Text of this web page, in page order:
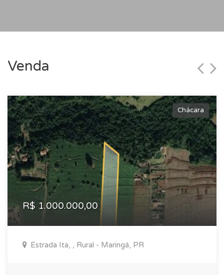
Venda
Chácara
R$ 1.000.000,00
Estrada Ita, , Rural - Maringá, PR